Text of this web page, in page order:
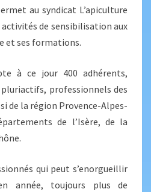
au syndicat L’apiculture
de sensibilisation aux
et ses formations.
à ce jour 400 adhérents,
professionnels des
de la région Provence-Alpes-
de l’Isère, de la
qui peut s’enorgueillir
en année, toujours plus de